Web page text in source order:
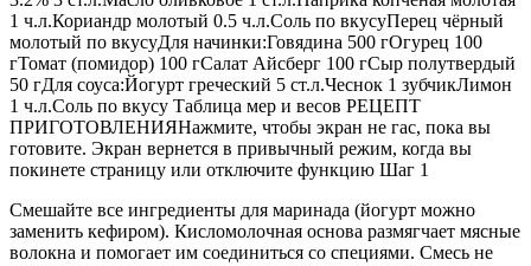
1 ч.л.Кориандр молотый 0.5 ч.л.Соль по вкусуПерец чёрный
молотый по вкусуДля начинки:Говядина 500 гОгурец 100
гТомат (помидор) 100 гСалат Айсберг 100 гСыр полутвердый
50 гДля соуса:Йогурт греческий 5 ст.л.Чеснок 1 зубчикЛимон
1 ч.л.Соль по вкусу Таблица мер и весов РЕЦЕПТ
ПРИГОТОВЛЕНИЯНажмите, чтобы экран не гас, пока вы
готовите. Экран вернется в привычный режим, когда вы
покинете страницу или отключите функцию Шаг 1
Смешайте все ингредиенты для маринада (йогурт можно
заменить кефиром). Кисломолочная основа размягчает мясные
волокна и помогает им соединиться со специями. Смесь не